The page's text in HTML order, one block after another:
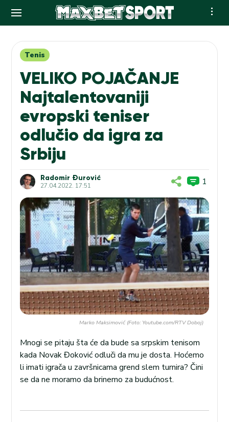
contentTenis
VELIKO POJAČANJE
Najtalentovaniji
evropski teniser
odlučio da igra za
Srbiju
Radomir Đurović
27.04.2022. 17:51 1
Marko Maksimović (Foto: Youtube.com/RTV Doboj)
Mnogi se pitaju šta će da bude sa srpskim tenisom
kada Novak Đoković odluči da mu je dosta. Hoćemo
li imati igrača u završnicama grend slem turnira? Čini
se da ne moramo da brinemo za budućnost.